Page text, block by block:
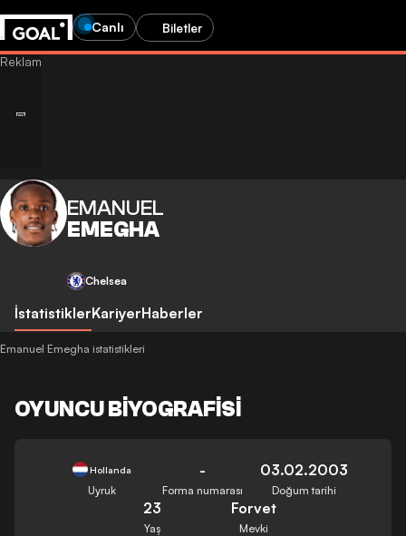
Canlı Biletler
EMANUEL
EMEGHA
Chelsea
İstatistiklerKariyerHaberler
Emanuel Emegha istatistikleri
OYUNCU BIYOGRAFISI
Hollanda
Uyruk
-
Forma numarası
03.02.2003
Doğum tarihi
23
Yaş
Forvet
Mevki